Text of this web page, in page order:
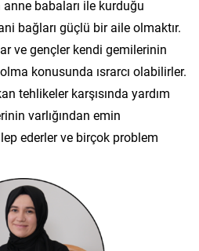
babaları ile kurduğu
bağları güçlü bir aile olmaktır.
ve gençler kendi gemilerinin
konusunda ısrarcı olabilirler.
tehlikeler karşısında yardım
varlığından emin
ederler ve birçok problem